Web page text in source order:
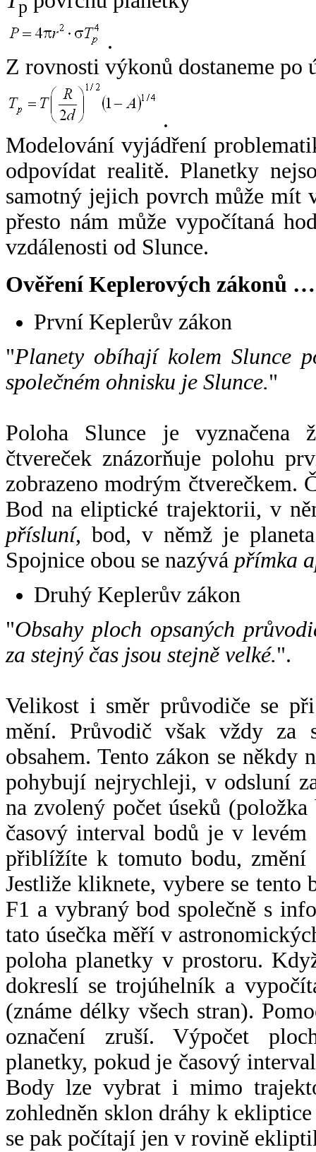
p
.
Z rovnosti výkonů dostaneme po
.
Modelování vyjádření
odpovídat realitě. Planetky
samotný jejich povrch může mít
přesto nám může vypočítaná
vzdálenosti od Slunce.
Ověření Keplerových zákonů …
První Keplerův zákon
"Planety obíhají kolem Slunce
společném ohnisku je Slunce."
Poloha Slunce je vyznačena
čtvereček znázorňuje polohu
zobrazeno modrým čtverečkem.
Bod na eliptické trajektorii, v
přísluní, bod, v němž je
Spojnice obou se nazývá přímka
Druhý Keplerův zákon
"Obsahy ploch opsaných
za stejný čas jsou stejně velké.".
Velikost i směr průvodiče se
mění. Průvodič však vždy za
obsahem. Tento zákon se někdy
pohybují nejrychleji, v odsluní
na zvolený počet úseků
časový interval bodů je v
přiblížíte k tomuto bodu,
Jestliže kliknete, vybere se tento
F1 a vybraný bod společně s
tato úsečka měří v
poloha planetky v prostoru.
dokreslí se trojúhelník a
(známe délky všech stran).
označení zruší. Výpočet
planetky, pokud je časový
Body lze vybrat i mimo
zohledněn sklon dráhy k
se pak počítají jen v rovině